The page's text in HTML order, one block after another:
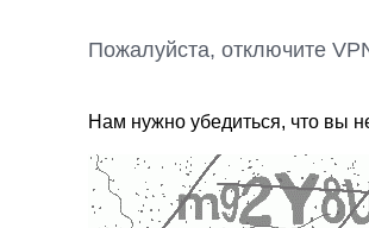
Пожалуйста, отключите
Нам нужно убедиться, что вы